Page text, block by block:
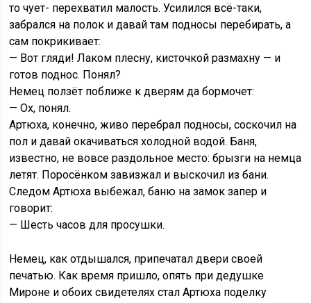
то чует- перехватил малость. Усилился всё-таки,
забрался на полок и давай там подносы перебирать, а
сам покрикивает:
— Вот гляди! Лаком плесну, кисточкой размахну — и
готов поднос. Понял?
Немец ползёт поближе к дверям да бормочет:
— Ох, понял.
Артюха, конечно, живо перебрал подносы, соскочил на
пол и давай окачиваться холодной водой. Баня,
известно, не вовсе раздольное место: брызги на немца
летят. Поросёнком завизжал и выскочил из бани.
Следом Артюха выбежал, баню на замок запер и
говорит:
— Шесть часов для просушки.
Немец, как отдышался, припечатал двери своей
печатью. Как время пришло, опять при дедушке
Мироне и обоих свидетелях стал Артюха поделку